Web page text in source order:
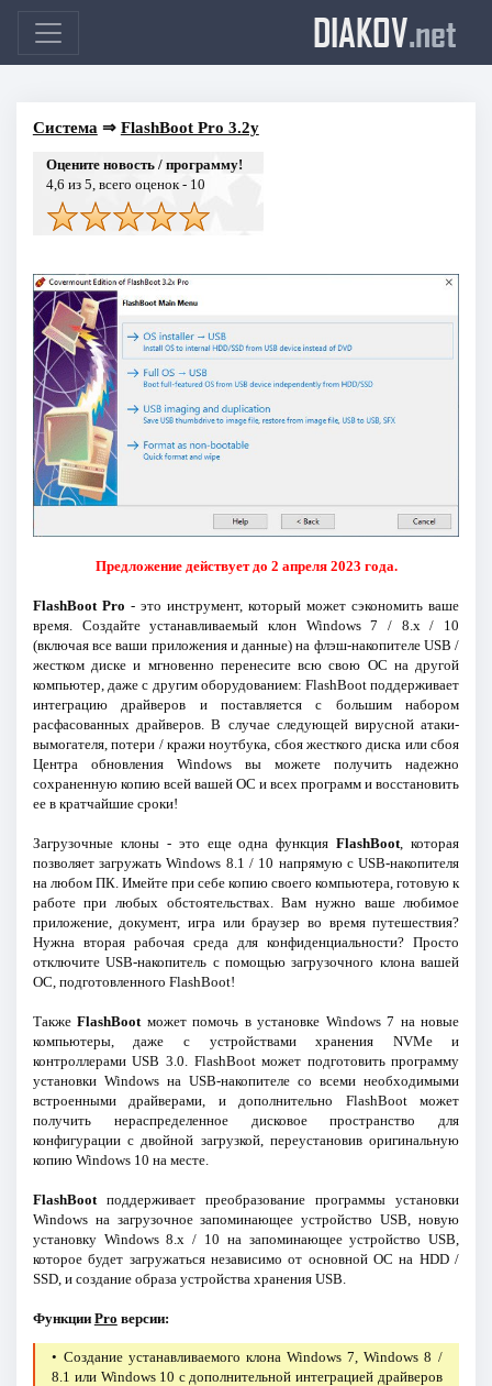
DIAKOV.net
Система ⇒ FlashBoot Pro 3.2y
Оцените новость / программу!
4,6 из 5, всего оценок - 10
Предложение действует до 2 апреля 2023 года.
FlashBoot Pro - это инструмент, который может сэкономить ваше
время. Создайте устанавливаемый клон Windows 7 / 8.x / 10
(включая все ваши приложения и данные) на флэш-накопителе USB /
жестком диске и мгновенно перенесите всю свою ОС на другой
компьютер, даже с другим оборудованием: FlashBoot поддерживает
интеграцию драйверов и поставляется с большим набором
расфасованных драйверов. В случае следующей вирусной атаки-
вымогателя, потери / кражи ноутбука, сбоя жесткого диска или сбоя
Центра обновления Windows вы можете получить надежно
сохраненную копию всей вашей ОС и всех программ и восстановить
ее в кратчайшие сроки!
Загрузочные клоны - это еще одна функцияFlashBoot , которая
позволяет загружать Windows 8.1 / 10 напрямую с USB-накопителя
на любом ПК. Имейте при себе копию своего компьютера, готовую к
работе при любых обстоятельствах. Вам нужно ваше любимое
приложение, документ, игра или браузер во время путешествия?
Нужна вторая рабочая среда для конфиденциальности? Просто
отключите USB-накопитель с помощью загрузочного клона вашей
ОС, подготовленного FlashBoot!
ТакжеFlashBoot может помочь в установке Windows 7 на новые
компьютеры, даже с устройствами хранения NVMe и
контроллерами USB 3.0. FlashBoot может подготовить программу
установки Windows на USB-накопителе со всеми необходимыми
встроенными драйверами, и дополнительно FlashBoot может
получить нераспределенное дисковое пространство для
конфигурации с двойной загрузкой, переустановив оригинальную
копию Windows 10 на месте.
FlashBootподдерживает преобразование программы установки
Windows на загрузочное запоминающее устройство USB, новую
установку Windows 8.x / 10 на запоминающее устройство USB,
которое будет загружаться независимо от основной ОС на HDD /
SSD, и создание образа устройства хранения USB.
Функции Pro версии:
• Создание устанавливаемого клона Windows 7, Windows 8 /
8.1 или Windows 10 с дополнительной интеграцией драйверов